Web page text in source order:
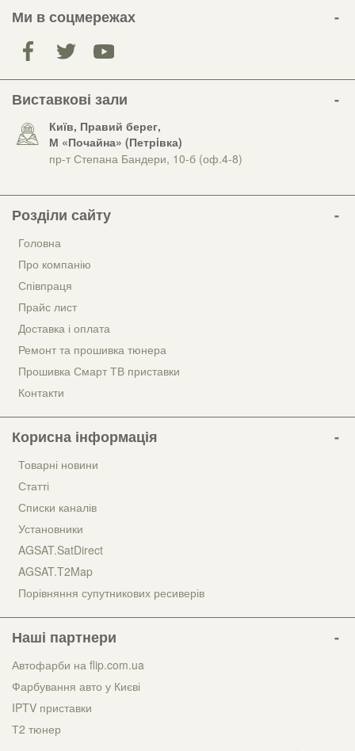
Ми в соцмережах
Виставкові зали
Київ, Правий берег,
М «Почайна» (Петрiвка)
пр-т Степана Бандери, 10-б (оф.4-8)
Розділи сайту
Головна
Про компанію
Співпраця
Прайс лист
Доставка і оплата
Ремонт та прошивка тюнера
Прошивка Смарт ТВ приставки
Контакти
Корисна інформація
Товарні новини
Статті
Списки каналів
Установники
AGSAT.SatDirect
AGSAT.T2Map
Порівняння супутникових ресиверів
Наші партнери
Автофарби на flip.com.ua
Фарбування авто у Києві
IPTV приставки
Т2 тюнер